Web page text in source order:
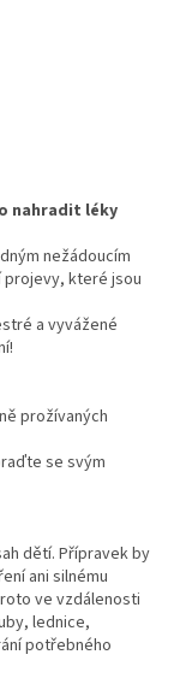
nahradit léky
nežádoucím
projevy, které jsou
a vyvážené
prožívaných
se svým
dětí. Přípravek by
ani silnému
ve vzdálenosti
lednice,
potřebného